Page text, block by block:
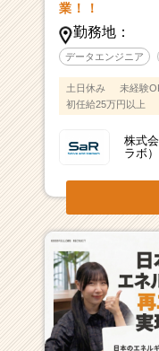
業！！
勤務地：
データエンジニア
土日休み 未経験
初任給25万円以上
株式
ラボ）